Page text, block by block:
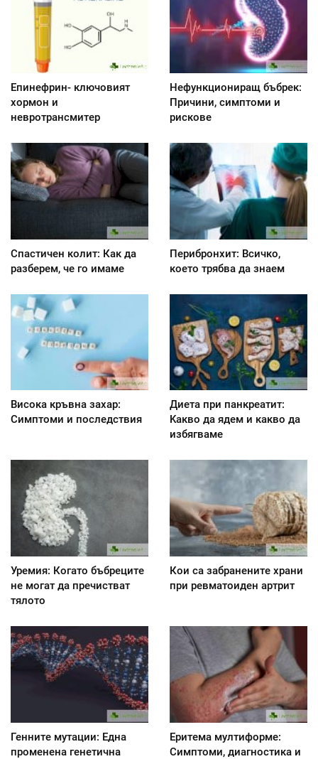
Епинефрин- ключовият
хормон и
невротрансмитер
Нефункциониращ бъбрек:
Причини, симптоми и
рискове
Спастичен колит: Как да
разберем, че го имаме
Перибронхит: Всичко,
което трябва да знаем
Висока кръвна захар:
Симптоми и последствия
Диета при панкреатит:
Kакво да ядем и какво да
избягваме
Уремия: Когато бъбреците
не могат да пречистват
тялото
Кои са забранените храни
при ревматоиден артрит
Генните мутации: Една
променена генетична
Еритема мултиформе:
Симптоми, диагностика и